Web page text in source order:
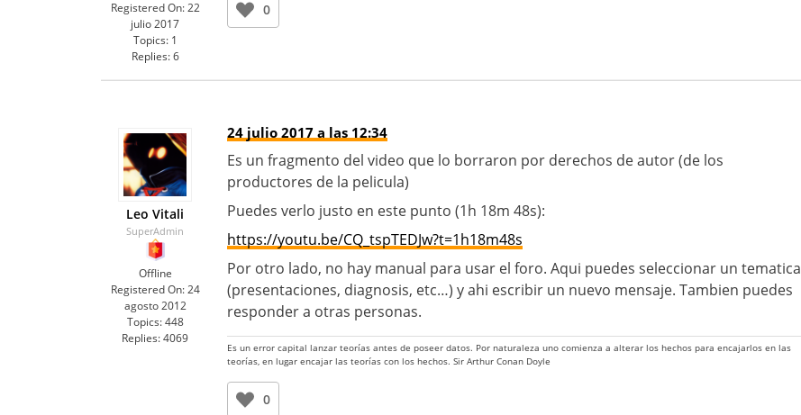
Registered On: 22
julio 2017
Topics: 1
Replies: 6
0
Leo Vitali
SuperAdmin
Offline
Registered On: 24
agosto 2012
Topics: 448
Replies:4069
24 julio 2017 a las 12:34
Es un fragmento del video que lo borraron por derechos de autor (de los
productores de la pelicula)
Puedes verlo justo en este punto (1h 18m 48s):
https://youtu.be/CQ_tspTEDJw?t=1h18m48s
Por otro lado, no hay manual para usar el foro. Aqui puedes seleccionar un tematica
(presentaciones, diagnosis, etc…) y ahi escribir un nuevo mensaje. Tambien puedes
responder a otras personas.
Es un error capital lanzar teorías antes de poseer datos. Por naturaleza uno comienza a alterar los hechos para encajarlos en las
teorías, en lugar encajar las teorías con los hechos. Sir Arthur Conan Doyle
0